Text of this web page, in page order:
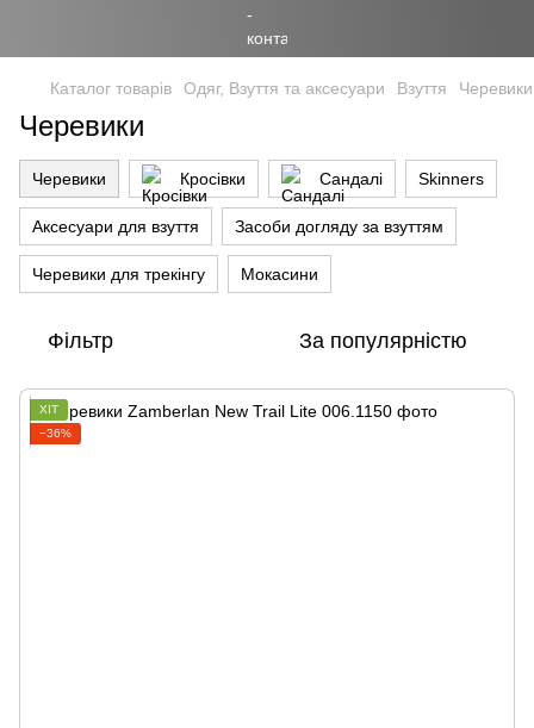
Каталог товарів Одяг, Взуття та аксесуари Взуття Черевики
Черевики
Черевики Кросівки Сандалі Skinners
Аксесуари для взуття Засоби догляду за взуттям
Черевики для трекінгу Мокасини
Фільтр За популярністю
ХІТ
−36%